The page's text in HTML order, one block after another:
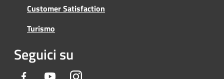
Customer Satisfaction
Turismo
Seguici su
Facebook YoutubeInstagram